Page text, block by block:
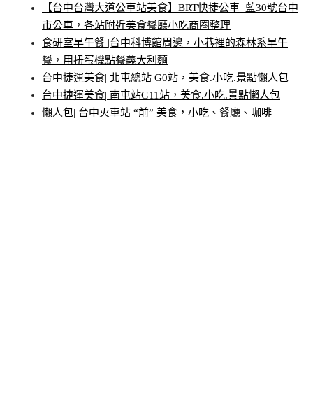
【台中台灣大道公車站美食】BRT快捷公車=藍30號台中
市公車，各站附近美食餐廳小吃商圈整理
食研室早午餐 |台中科博館周邊，小巷裡的森林系早午
餐，用扭蛋機點餐義大利麵
台中捷運美食| 北屯總站 G0站，美食.小吃.景點懶人包
台中捷運美食| 南屯站G11站，美食.小吃.景點懶人包
懶人包| 台中火車站 “前” 美食，小吃、餐廳、咖啡